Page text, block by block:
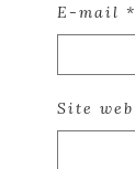
E-mail *
Site web